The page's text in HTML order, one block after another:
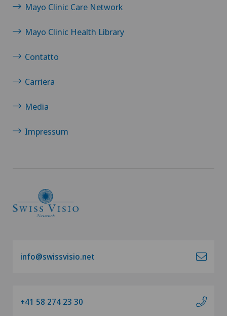
Mayo Clinic Care Network
Mayo Clinic Health Library
Contatto
Carriera
Media
Impressum
info@swissvisio.net
+41 58 274 23 30